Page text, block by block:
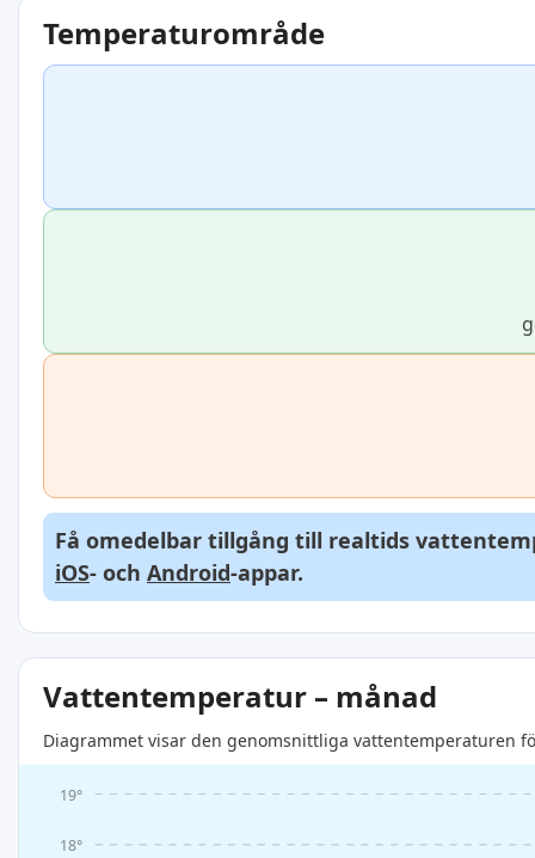
Temperaturområde
Få omedelbar tillgång till realtids
iOS- och Android-appar.
Vattentemperatur – månad
Diagrammet visar den genomsnittliga vattentemperaturen
18°
19°